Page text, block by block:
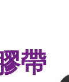
帶